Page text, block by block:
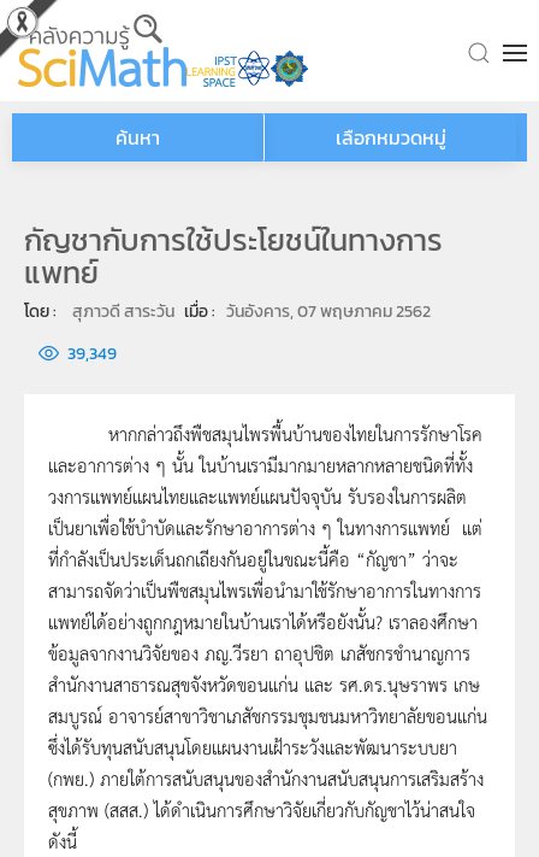
Skip to main content
ค้นหา เลือกหมวดหมู่
กัญชากับการใช้ประโยชน์ในทางการ
แพทย์
โดย : สุภาวดี สาระวัน เมื่อ : วันอังคาร, 07 พฤษภาคม 2562
39,349
หากกล่าวถึงพืชสมุนไพรพื้นบ้านของไทยในการรักษาโรค
และอาการต่าง ๆ นั้น ในบ้านเรามีมากมายหลากหลายชนิดที่ทั้ง
วงการแพทย์แผนไทยและแพทย์แผนปัจจุบัน รับรองในการผลิต
เป็นยาเพื่อใช้บำบัดและรักษาอาการต่าง ๆ ในทางการแพทย์ แต่
ที่กำลังเป็นประเด็นถกเถียงกันอยู่ในขณะนี้คือ “กัญชา” ว่าจะ
สามารถจัดว่าเป็นพืชสมุนไพรเพื่อนำมาใช้รักษาอาการในทางการ
แพทย์ได้อย่างถูกกฎหมายในบ้านเราได้หรือยังนั้น? เราลองศึกษา
ข้อมูลจากงานวิจัยของ ภญ.วีรยา ถาอุปชิต เภสัชกรชำนาญการ
สำนักงานสาธารณสุขจังหวัดขอนแก่น และ รศ.ดร.นุษราพร เกษ
สมบูรณ์ อาจารย์สาขาวิชาเภสัชกรรมชุมชนมหาวิทยาลัยขอนแก่น
ซึ่งได้รับทุนสนับสนุนโดยแผนงานเฝ้าระวังและพัฒนาระบบยา
(กพย.) ภายใต้การสนับสนุนของสำนักงานสนับสนุนการเสริมสร้าง
สุขภาพ (สสส.) ได้ดำเนินการศึกษาวิจัยเกี่ยวกับกัญชาไว้น่าสนใจ
ดังนี้